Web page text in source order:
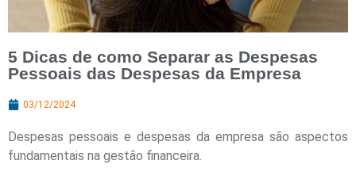
5 Dicas de como Separar as Despesas
Pessoais das Despesas da Empresa
03/12/2024
Despesas pessoais e despesas da empresa são aspectos
fundamentais na gestão financeira.